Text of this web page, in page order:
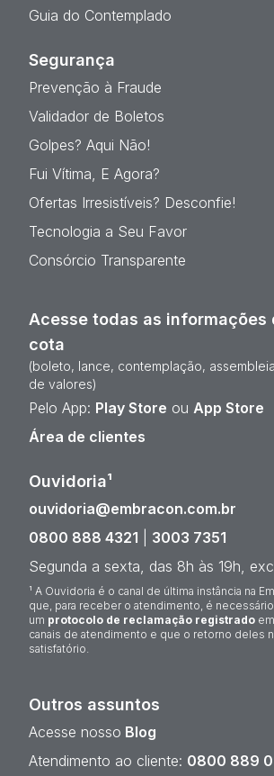
Guia do Contemplado
Segurança
Prevenção à Fraude
Validador de Boletos
Golpes? Aqui Não!
Fui Vítima, E Agora?
Ofertas Irresistíveis? Desconfie!
Tecnologia a Seu Favor
Consórcio Transparente
Acesse todas as informações
cota
(boleto, lance, contemplação,
de valores)
Pelo App: Play Store ou App Store
Área de clientes
Ouvidoria¹
ouvidoria@embracon.com.br
0800 888 4321
3003 7351
Segunda a sexta, das 8h às 19h,
¹ A Ouvidoria é o canal de última instância na
que, para receber o atendimento, é
um protocolo de reclamação registrado
canais de atendimento e que o retorno deles
satisfatório.
Outros assuntos
Acesse nosso Blog
Atendimento ao cliente: 0800 889